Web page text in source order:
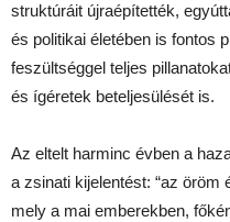
struktúráit újraépítették,
és politikai életében is fontos
feszültséggel teljes
és ígéretek beteljesülését is.
Az eltelt harminc évben a
a zsinati kijelentést: “az
mely a mai emberekben,